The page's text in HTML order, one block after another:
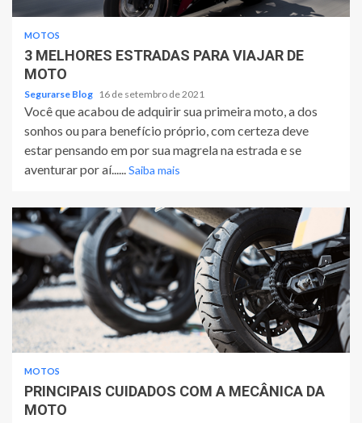
MOTOS
3 MELHORES ESTRADAS PARA VIAJAR DE
MOTO
Segurarse Blog 16 de setembro de 2021
Você que acabou de adquirir sua primeira moto, a dos
sonhos ou para benefício próprio, com certeza deve
estar pensando em por sua magrela na estrada e se
aventurar por aí......Saiba mais
MOTOS
PRINCIPAIS CUIDADOS COM A MECÂNICA DA
MOTO